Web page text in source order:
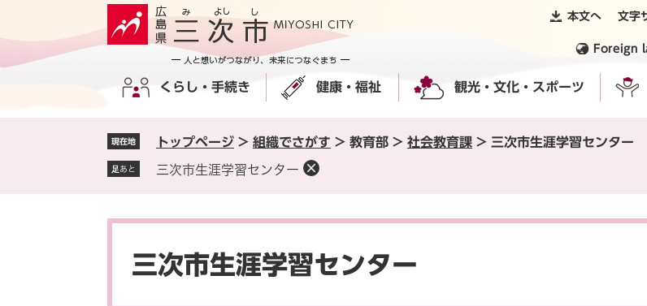
の
ー
本文へ 文字
Foreign
くらし・手続き 健康・福祉 観光・文化・スポーツ
現在地 トップページ > 組織でさがす > 教育部 > 社会教育課 > 三次市生涯学習センター
足あと 三次市生涯学習センター
三次市生涯学習センター